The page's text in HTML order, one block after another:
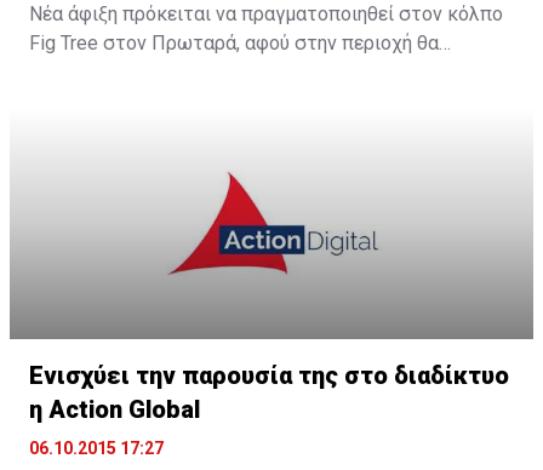
Νέα άφιξη πρόκειται να πραγματοποιηθεί στον κόλπο
Fig Tree στον Πρωταρά, αφού στην περιοχή θα
Ενισχύει την παρουσία της στο διαδίκτυο
η Action Global
06.10.2015 17:27